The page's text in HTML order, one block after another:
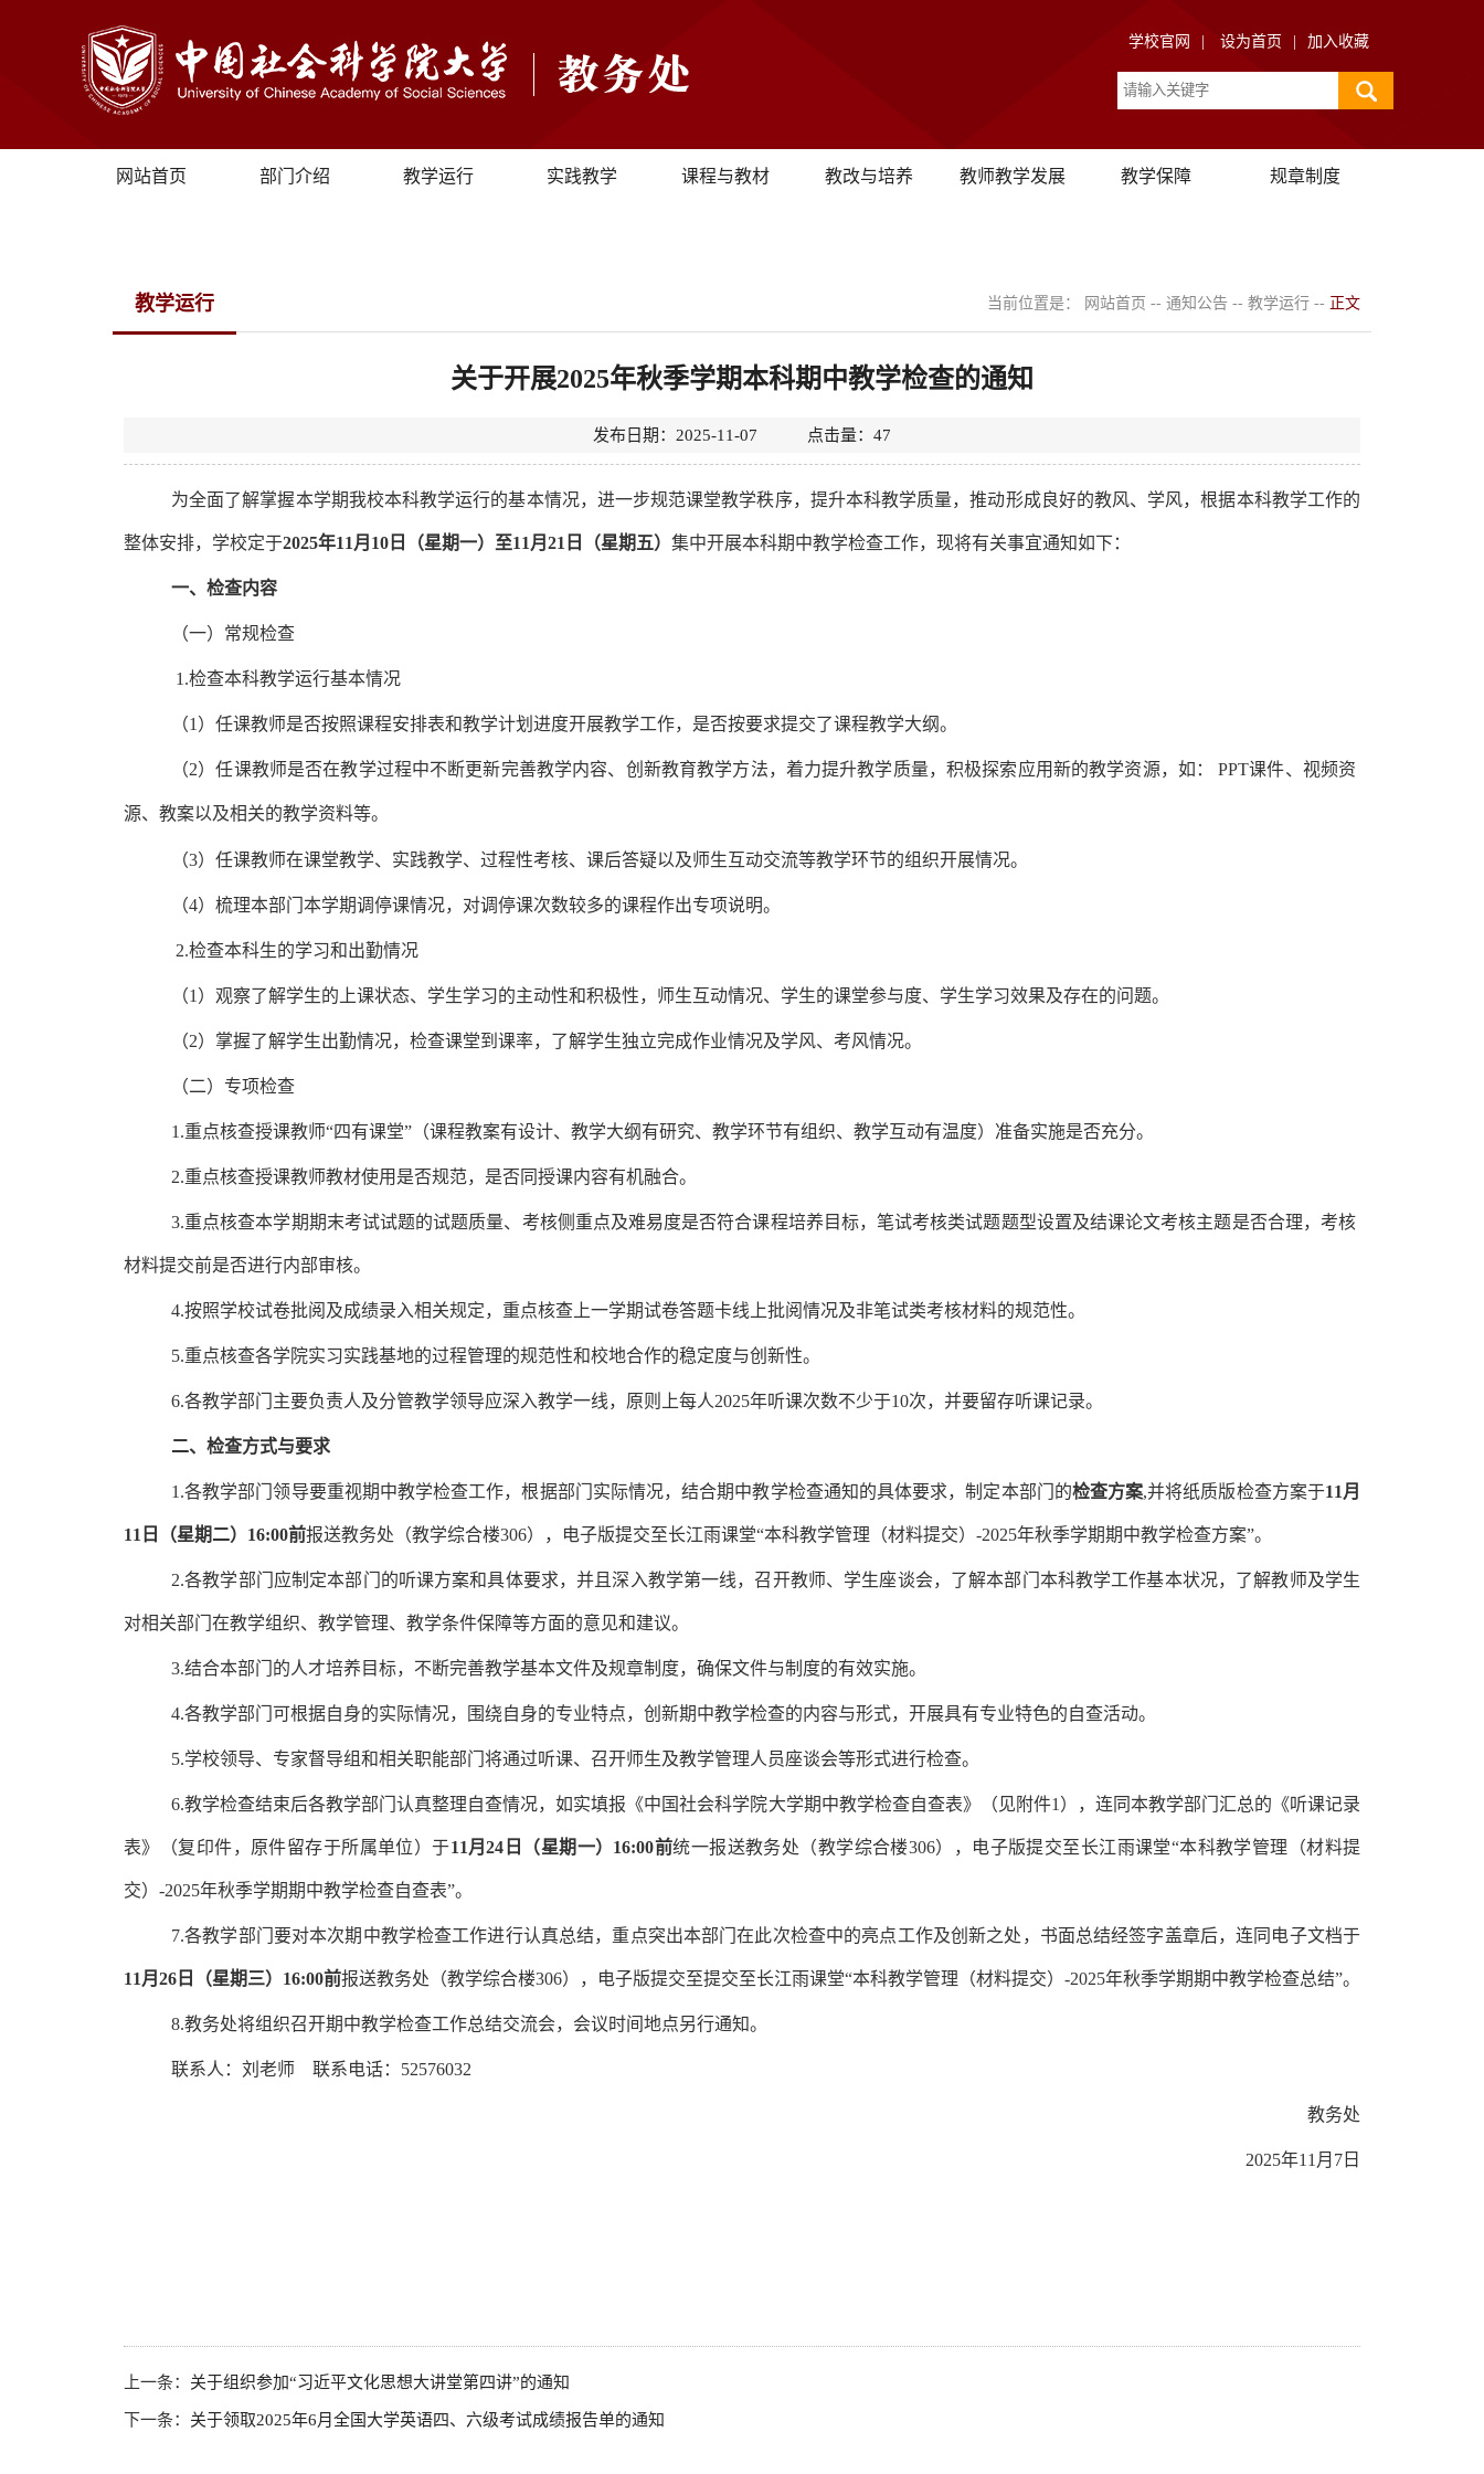
学校官网 设为首页 加入收藏
网站首页 部门介绍 教学运行 实践教学 课程与教材 教改与培养 教师教学发展 教学保障 规章制度
教学运行 当前位置是： 网站首页 -- 通知公告 -- 教学运行 -- 正文
关于开展2025年秋季学期本科期中教学检查的通知
发布日期：2025-11-07 点击量： 47
为全面了解掌握本学期我校本科教学运行的基本情况，进一步规范课堂教学秩序，提升本科教学质量，推动形成良好的教风、学风，根据本科教学工作的
整体安排，学校定于2025年11月10日（星期一）至11月21日（星期五） 集中开展本科期中教学检查工作，现将有关事宜通知如下：
一、检查内容
（一）常规检查
1.检查本科教学运行基本情况
（1）任课教师是否按照课程安排表和教学计划进度开展教学工作，是否按要求提交了课程教学大纲。
（2）任课教师是否在教学过程中不断更新完善教学内容、创新教育教学方法，着力提升教学质量，积极探索应用新的教学资源，如 ： PPT课件、视频资
源、教案以及相关的教学资料等。
（3）任课教师在课堂教学、实践教学、过程性考核、课后答疑以及师生互动交流等教学环节的组织开展情况。
（4）梳理本部门本学期调停课情况，对调停课次数较多的课程作出专项说明。
2.检查本科生的学习和出勤情况
（1） 观察了解学生的上课状态、学生学习的主动性和积极性，师生互动情况、学生的课堂参与度、学生学习效果及存在的问题。
（2） 掌握了解学生出勤情况，检查课堂到课率，了解学生独立完成作业情况及学风、考风情况。
（二）专项检查
1.重点核查授课教师“四有课堂”（课程教案有设计、教学大纲有研究、教学环节有组织、教学互动有温度）准备实施是否充分。
2.重点核查授课教师教材使用是否规范，是否同授课内容有机融合。
3.重点核查本学期期末考试试题的试题质量、考核侧重点及难易度是否符合课程培养目标，笔试考核类试题题型设置及结课论文考核主题是否合理，考核
材料提交前是否进行内部审核。
4.按照学校试卷批阅及成绩录入相关规定，重点核查上一学期试卷答题卡线上批阅情况及非笔试类考核材料的规范性。
5.重点核查各学院实习实践基地的过程管理的规范性和校地合作的稳定度与创新性。
6.各教学部门主要负责人及分管教学领导应深入教学一线，原则上每人2025年听课次数不少于10次，并要留存听课记录。
二、检查方式与要求
1.各教学部门领导要重视期中教学检查工作，根据部门实际情况，结合期中教学检查通知的具体要求，制定本部门的检查方案,并将纸质版检查方案于11月
11日（星期二）16:00前报送教务处（教学综合楼306），电子版提交至长江雨课堂“本科教学管理（材料提交）-2025年秋季学期期中教学检查方案”。
2.各教学部门应制定本部门的听课方案和具体要求，并且深入教学第一线，召开教师、学生座谈会，了解本部门本科教学工作基本状况，了解教师及学生
对相关部门在教学组织、教学管理、教学条件保障等方面的意见和建议。
3.结合本部门的人才培养目标，不断完善教学基本文件及规章制度，确保文件与制度的有效实施。
4.各教学部门可根据自身的实际情况，围绕自身的专业特点，创新期中教学检查的内容与形式，开展具有专业特色的自查活动。
5.学校领导、专家督导组和相关职能部门将通过听课、召开师生及教学管理人员座谈会等形式进行检查。
6.教学检查结束后各教学部门认真整理自查情况，如实填报《中国社会科学院大学期中教学检查自查表》（见附件1），连同本教学部门汇总的《听课记录
表》（复印件，原件留存于所属单位）于11月24日（星期一）16:00前统一报送教务处（教学综合楼306）， 电子版提交至长江雨课堂“本科教学管理（材料提
交）-2025年秋季学期期中教学检查自查表”。
7.各教学部门要对本次期中教学检查工作进行认真总结，重点突出本部门在此次检查中的亮点工作及创新之处，书面总结经签字盖章后，连同电子文档于
11月26日（星期三）16:00前报送教务处（教学综合楼306），电子版提交至提交至长江雨课堂“本科教学管理（材料提交）-2025年秋季学期期中教学检查总结”。
8.教务处将组织召开期中教学检查工作总结交流会，会议时间地点另行通知。
联系人：刘老师 联系电话： 52576032
教务处
2025年11月7日
上一条： 关于组织参加“习近平文化思想大讲堂第四讲”的通知
下一条： 关于领取2025年6月全国大学英语四、六级考试成绩报告单的通知